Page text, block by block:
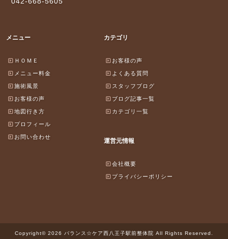
メニュー
ＨＯＭＥ
メニュー料金
施術風景
お客様の声
地図行き方
プロフィール
お問い合わせ
カテゴリ
お客様の声
よくある質問
スタッフブログ
ブログ記事一覧
カテゴリ一覧
運営元情報
会社概要
プライバシーポリシー
Copyright© 2026 バランス☆ケア西八王子駅前整体院 All Rights Reserved.